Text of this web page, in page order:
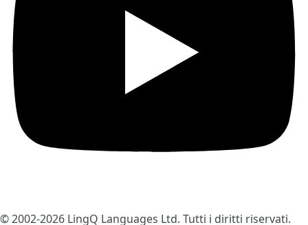
© 2002-2026 LingQ Languages Ltd. Tutti i diritti riservati.